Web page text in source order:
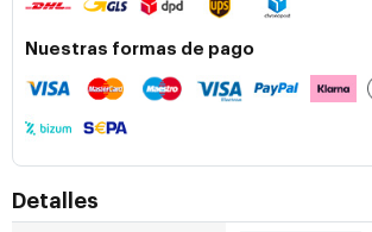
Nuestras formas de pago
Detalles